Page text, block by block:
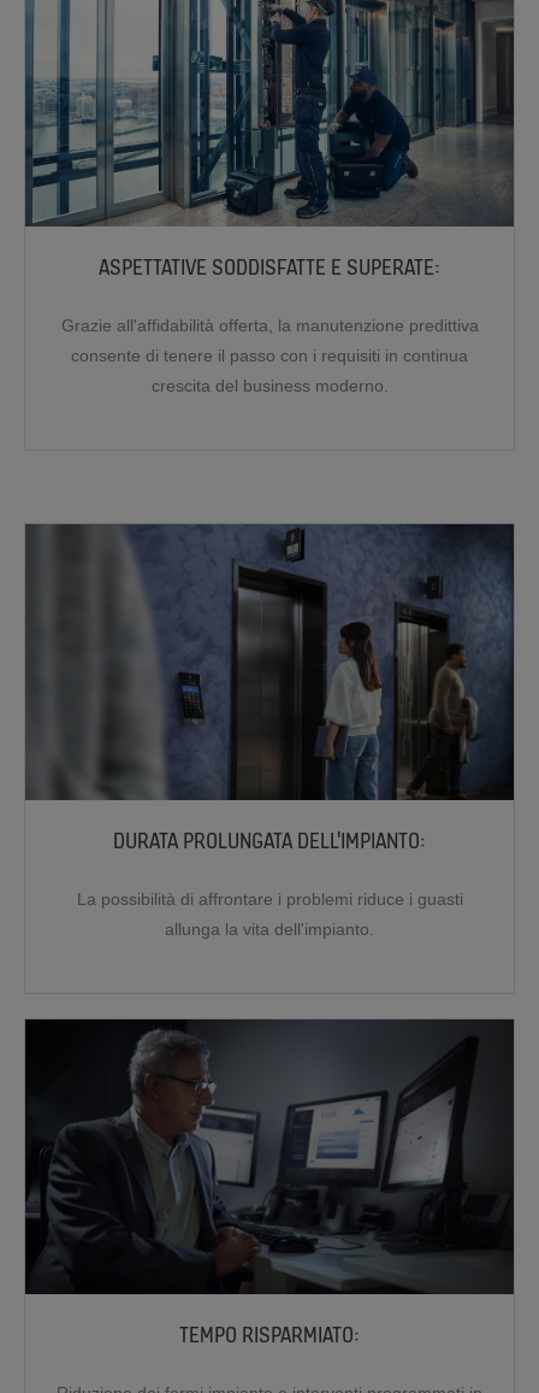
ASPETTATIVE SODDISFATTE E SUPERATE:
Grazie all'affidabilità offerta, la manutenzione predittiva
consente di tenere il passo con i requisiti in continua
crescita del business moderno.
DURATA PROLUNGATA DELL'IMPIANTO:
La possibilità di affrontare i problemi riduce i guasti
allunga la vita dell'impianto.
TEMPO RISPARMIATO: